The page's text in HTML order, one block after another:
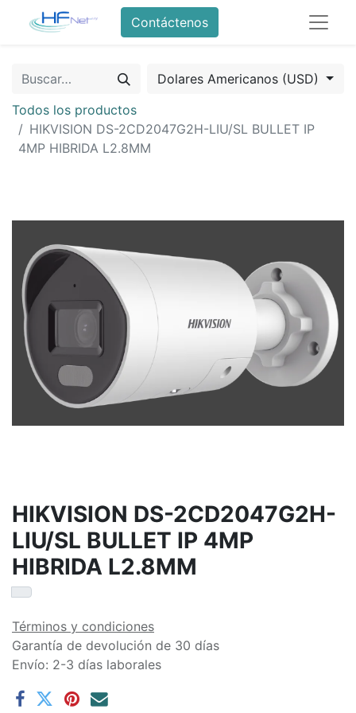
Contáctenos
Dolares Americanos (USD)
Todos los productos
HIKVISION DS-2CD2047G2H-LIU/SL BULLET IP
4MP HIBRIDA L2.8MM
HIKVISION DS-2CD2047G2H-
LIU/SL BULLET IP 4MP
HIBRIDA L2.8MM
Términos y condiciones
Garantía de devolución de 30 días
Envío: 2-3 días laborales